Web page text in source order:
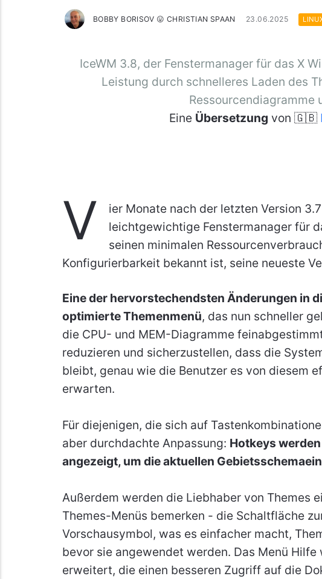
BOBBY BORISOV 😛 CHRISTIAN SPAAN 23.06.2025
IceWM 3.8, der Fenstermanager für das X
Leistung durch schnelleres Laden des
Ressourcendiagramme
Eine Übersetzung von 🇬🇧
V
ier Monate nach der letzten Version
leichtgewichtige Fenstermanager für
seinen minimalen
Konfigurierbarkeit bekannt ist, seine neueste
Eine der hervorstechendsten Änderungen in
optimierte Themenmenü, das nun schneller
die CPU- und MEM-Diagramme
reduzieren und sicherzustellen, dass die
bleibt, genau wie die Benutzer es von diesem
erwarten.
Für diejenigen, die sich auf
aber durchdachte Anpassung: Hotkeys
angezeigt, um die aktuellen
Außerdem werden die Liebhaber von Themes
Themes-Menüs bemerken - die Schaltfläche
Vorschausymbol, was es einfacher macht,
bevor sie angewendet werden. Das Menü
erweitert, die einen besseren Zugriff auf die